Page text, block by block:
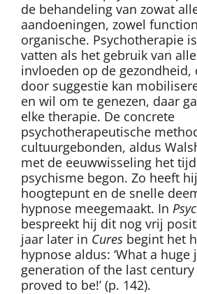
de behandeling van zowat
aandoeningen, zowel
organische. Psychotherapie
vatten als het gebruik van
invloeden op de gezondheid,
door suggestie kan
en wil om te genezen, daar
elke therapie. De concrete
psychotherapeutische
cultuurgebonden, aldus
met de eeuwwisseling het
psychisme begon. Zo heeft
hoogtepunt en de snelle
hypnose meegemaakt. In
bespreekt hij dit nog vrij
jaar later in Cures begint het
hypnose aldus: ‘What a
generation of the last
proved to be!’ (p. 142).